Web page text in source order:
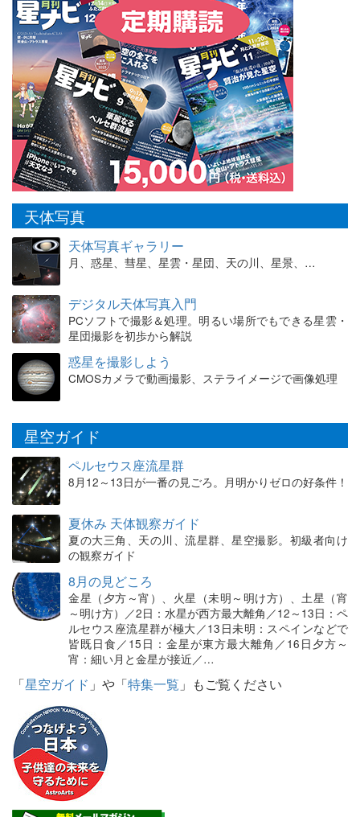
天体写真
天体写真ギャラリー
月、惑星、彗星、星雲・星団、天の川、星景、…
デジタル天体写真入門
PCソフトで撮影＆処理。明るい場所でもできる星雲・
星団撮影を初歩から解説
惑星を撮影しよう
CMOSカメラで動画撮影、ステライメージで画像処理
星空ガイド
ペルセウス座流星群
8月12～13日が一番の見ごろ。月明かりゼロの好条件！
夏休み 天体観察ガイド
夏の大三角、天の川、流星群、星空撮影。初級者向け
の観察ガイド
8月の見どころ
金星（夕方～宵）、火星（未明～明け方）、土星（宵
～明け方）／2日：水星が西方最大離角／12～13日：ペ
ルセウス座流星群が極大／13日未明：スペインなどで
皆既日食／15日：金星が東方最大離角／16日夕方～
宵：細い月と金星が接近／…
「星空ガイド 」や「特集一覧 」もご覧ください